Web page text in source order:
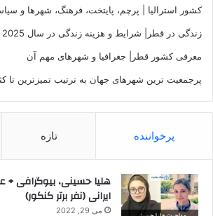
کشور استرالیا | پرچم، پایتخت، فرهنگ، شهرها و سیاست
زندگی در قطر| شرایط و هزینه زندگی در سال 2025
معرفی کشور قطر| جغرافیا و شهرهای مهم آن
پرجمعیت‌ ترین شهرهای جهان به ترتیب تمیزترین تا
پرخواننده تازه
هلیا حسینی، بیوگرافی +
ایرانی (نفر برتر کنکور)
می 29, 2022